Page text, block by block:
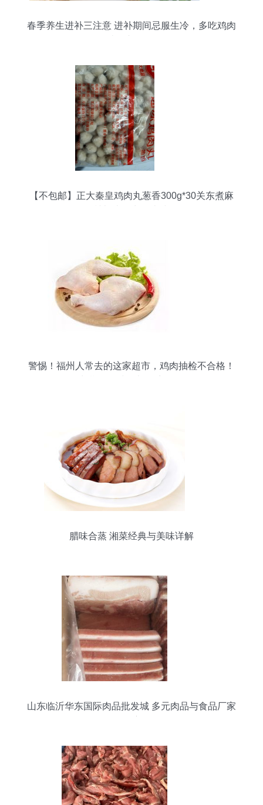
春季养生进补三注意 进补期间忌服生冷，多吃鸡肉
【不包邮】正大秦皇鸡肉丸葱香300g*30关东煮麻
警惕！福州人常去的这家超市，鸡肉抽检不合格！
腊味合蒸 湘菜经典与美味详解
山东临沂华东国际肉品批发城 多元肉品与食品厂家